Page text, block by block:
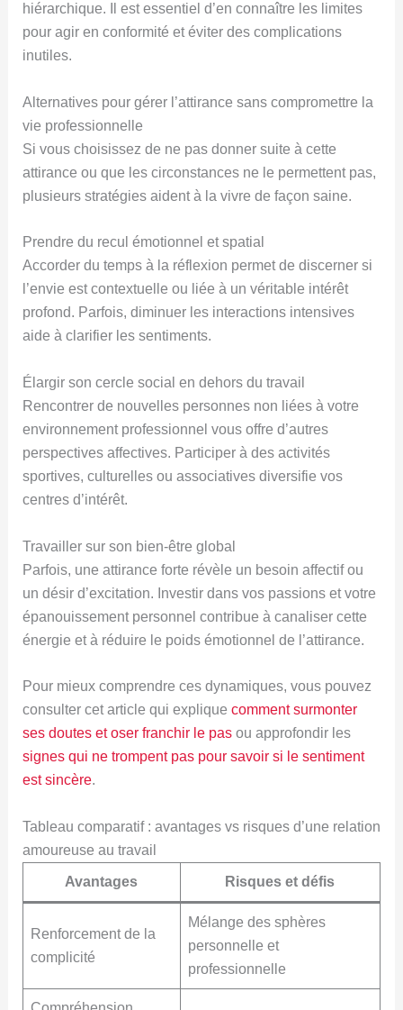
hiérarchique. Il est essentiel d’en connaître les limites
pour agir en conformité et éviter des complications
inutiles.
Alternatives pour gérer l’attirance sans compromettre la
vie professionnelle
Si vous choisissez de ne pas donner suite à cette
attirance ou que les circonstances ne le permettent pas,
plusieurs stratégies aident à la vivre de façon saine.
Prendre du recul émotionnel et spatial
Accorder du temps à la réflexion permet de discerner si
l’envie est contextuelle ou liée à un véritable intérêt
profond. Parfois, diminuer les interactions intensives
aide à clarifier les sentiments.
Élargir son cercle social en dehors du travail
Rencontrer de nouvelles personnes non liées à votre
environnement professionnel vous offre d’autres
perspectives affectives. Participer à des activités
sportives, culturelles ou associatives diversifie vos
centres d’intérêt.
Travailler sur son bien-être global
Parfois, une attirance forte révèle un besoin affectif ou
un désir d’excitation. Investir dans vos passions et votre
épanouissement personnel contribue à canaliser cette
énergie et à réduire le poids émotionnel de l’attirance.
Pour mieux comprendre ces dynamiques, vous pouvez
consulter cet article qui explique comment surmonter
ses doutes et oser franchir le pasou approfondir les
signes qui ne trompent pas pour savoir si le sentiment
est sincère.
Tableau comparatif : avantages vs risques d’une relation
amoureuse au travail
Avantages Risques et défis
Renforcement de la
complicité
Mélange des sphères
personnelle et
professionnelle